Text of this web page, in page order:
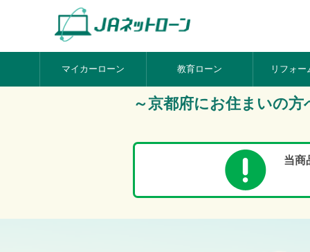
マイカーローン 教育ローン リフォー
～京都府にお住まいの方
当商